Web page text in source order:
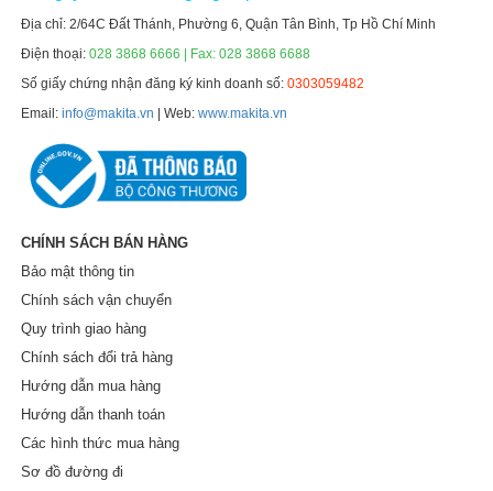
Địa chỉ: 2/64C Đất Thánh, Phường 6, Quận Tân Bình, Tp Hồ Chí Minh
Điện thoại:028 3868 6666 | Fax: 028 3868 6688
Số giấy chứng nhận đăng ký kinh doanh số:0303059482
Email:info@makita.vn | Web:www.makita.vn
CHÍNH SÁCH BÁN HÀNG
Bảo mật thông tin
Chính sách vận chuyển
Quy trình giao hàng
Chính sách đổi trả hàng
Hướng dẫn mua hàng
Hướng dẫn thanh toán
Các hình thức mua hàng
Sơ đồ đường đi